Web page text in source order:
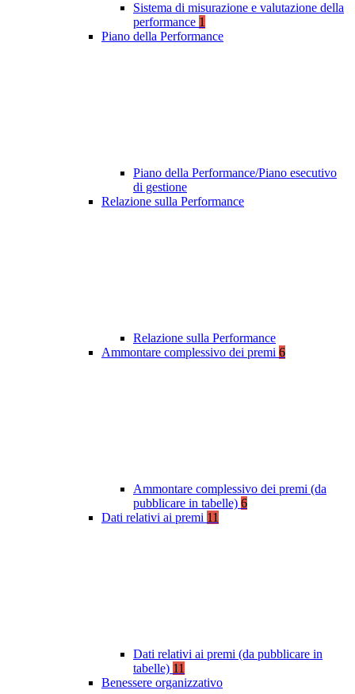
Sistema di misurazione e valutazione della
performance 1
Piano della Performance
Piano della Performance/Piano esecutivo
di gestione
Relazione sulla Performance
Relazione sulla Performance
Ammontare complessivo dei premi 6
Ammontare complessivo dei premi (da
pubblicare in tabelle) 6
Dati relativi ai premi 11
Dati relativi ai premi (da pubblicare in
tabelle) 11
Benessere organizzativo